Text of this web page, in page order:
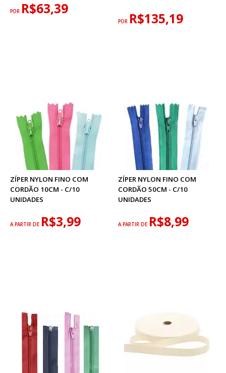
POR R$63,39
POR R$135,19
ZÍPER NYLON FINO COM
CORDÃO 10CM - C/10
UNIDADES
A PARTIR DE R$3,99
ZÍPER NYLON FINO COM
CORDÃO 50CM - C/10
UNIDADES
A PARTIR DE R$8,99